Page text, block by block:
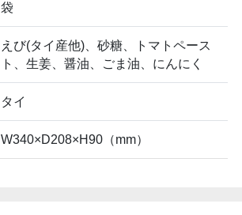
袋
えび(タイ産他)、砂糖、トマトペース
ト、生姜、醤油、ごま油、にんにく
タイ
W340×D208×H90（mm）